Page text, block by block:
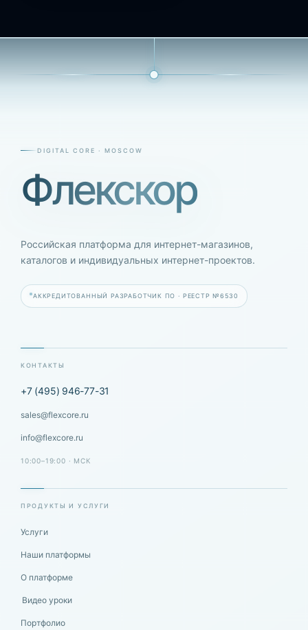
DIGITAL CORE · MOSCOW
Флекскор
Российская платформа для интернет-магазинов,
каталогов и индивидуальных интернет-проектов.
АККРЕДИТОВАННЫЙ РАЗРАБОТЧИК ПО · РЕЕСТР №6530
КОНТАКТЫ
+7 (495) 946-77-31
sales@flexcore.ru
info@flexcore.ru
10:00–19:00 · МСК
ПРОДУКТЫ И УСЛУГИ
Услуги
Наши платформы
О платформе
Видео уроки
Портфолио